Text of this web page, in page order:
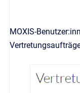
MOXIS-